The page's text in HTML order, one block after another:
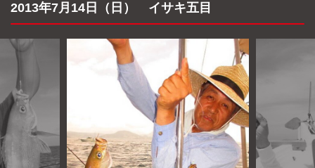
船舶概要
アクセス
よくあるご質問
お問い合わせ
2013年7月14日（日） イサキ五目